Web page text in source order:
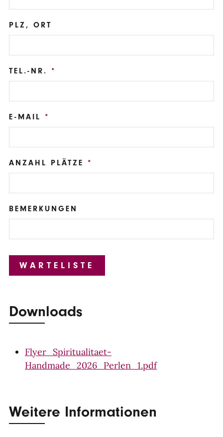
PLZ, ORT
TEL.-NR.
E-MAIL
ANZAHL PLÄTZE
BEMERKUNGEN
Downloads
Flyer_Spiritualitaet-
Handmade_2026_Perlen_1.pdf
Weitere Informationen